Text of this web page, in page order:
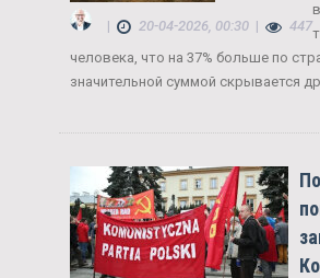
| 20-04-2026, 00:30 | 447
человека, что на 37% больше по
значительной суммой скрывается